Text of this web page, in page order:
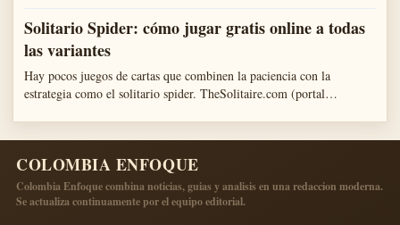
Solitario Spider: cómo jugar gratis online a todas
las variantes
Hay pocos juegos de cartas que combinen la paciencia con la
estrategia como el solitario spider. TheSolitaire.com (portal…
COLOMBIA ENFOQUE
Colombia Enfoque combina noticias, guias y analisis en una redaccion moderna.
Se actualiza continuamente por el equipo editorial.